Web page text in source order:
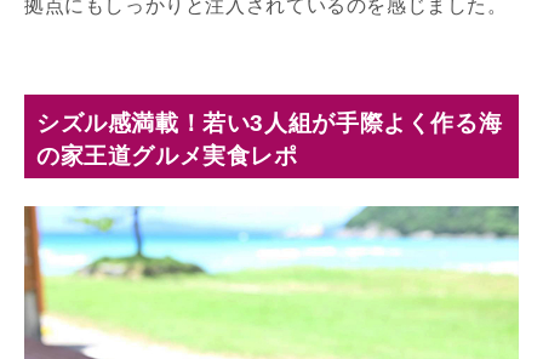
拠点にもしっかりと注入されているのを感じました。
シズル感満載！若い3人組が手際よく作る海
の家王道グルメ実食レポ